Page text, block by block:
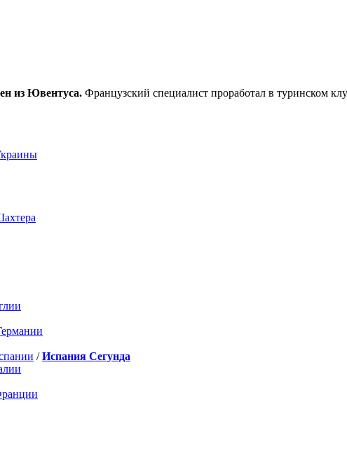
из Ювентуса. Французский специалист проработал в туринском
/Испания Сегунда